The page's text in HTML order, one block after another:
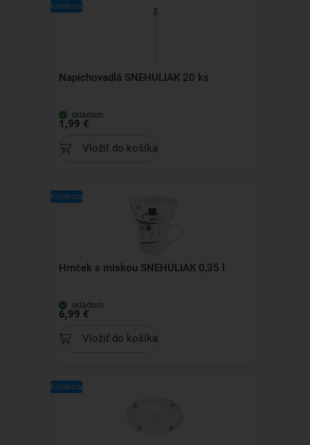
Kolekcia
Napichovadlá SNEHULIAK 20 ks
skladom
1,99 €
Vložiť do košíka
Kolekcia
Hrnček s miskou SNEHULIAK 0,35 l
skladom
6,99 €
Vložiť do košíka
Kolekcia